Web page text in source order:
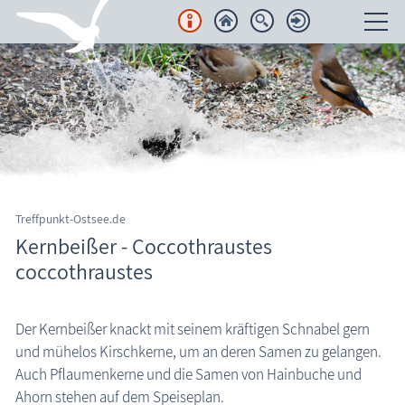
Unterkünfte
Regionales
Urlaubsorte
Karten
Freizeit
Aktuelles
FKK-Strände
Treffpunkt-Ostsee.de
Kernbeißer - Coccothraustes
coccothraustes
Der Kernbeißer knackt mit seinem kräftigen Schnabel gern
und mühelos Kirschkerne, um an deren Samen zu gelangen.
Auch Pflaumenkerne und die Samen von Hainbuche und
Ahorn stehen auf dem Speiseplan.